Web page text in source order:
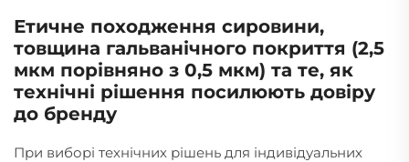
Етичне походження сировини,
товщина гальванічного покриття (2,5
мкм порівняно з 0,5 мкм) та те, як
технічні рішення посилюють довіру
до бренду
При виборі технічних рішень для індивідуальних